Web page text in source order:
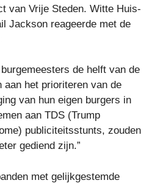
van Vrije Steden. Witte Huis-
Jackson reageerde met de
de helft van de
aan het prioriteren van de
van hun eigen burgers in
aan TDS (Trump
publiciteitsstunts, zouden
gediend zijn.”
met gelijkgestemde